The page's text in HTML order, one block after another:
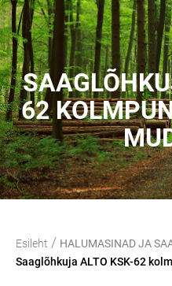
62
Esileht / HALUMASINAD JA
Saaglõhkuja ALTO KSK-62